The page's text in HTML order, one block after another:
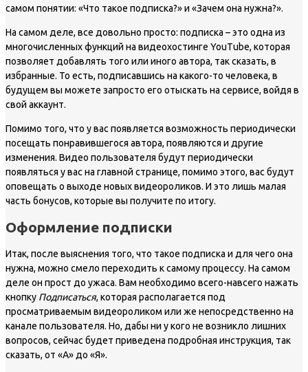
самом понятии: «Что такое подписка?» и «Зачем она нужна?».
На самом деле, все довольно просто: подписка – это одна из
многочисленных функций на видеохостинге YouTube, которая
позволяет добавлять того или иного автора, так сказать, в
избранные. То есть, подписавшись на какого-то человека, в
будущем вы можете запросто его отыскать на сервисе, войдя в
свой аккаунт.
Помимо того, что у вас появляется возможность периодически
посещать понравившегося автора, появляются и другие
изменения. Видео пользователя будут периодически
появляться у вас на главной странице, помимо этого, вас будут
оповещать о выходе новых видеороликов. И это лишь малая
часть бонусов, которые вы получите по итогу.
Оформление подписки
Итак, после выяснения того, что такое подписка и для чего она
нужна, можно смело переходить к самому процессу. На самом
деле он прост до ужаса. Вам необходимо всего-навсего нажать
кнопку Подписаться, которая располагается под
просматриваемым видеороликом или же непосредственно на
канале пользователя. Но, дабы ни у кого не возникло лишних
вопросов, сейчас будет приведена подробная инструкция, так
сказать, от «А» до «Я».